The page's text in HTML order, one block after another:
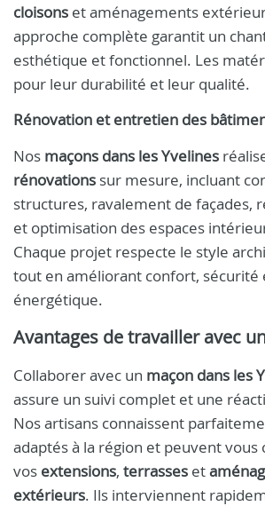
cloisons et aménagements
approche complète garantit un
esthétique et fonctionnel. Les
pour leur durabilité et leur qualité.
Rénovation et entretien des
Nos maçons dans les Yvelines
rénovations sur mesure, incluant
structures, ravalement de façades,
et optimisation des espaces
Chaque projet respecte le style
tout en améliorant confort, sécurité
énergétique.
Avantages de travailler avec
Collaborer avec un maçon dans les
assure un suivi complet et une
Nos artisans connaissent
adaptés à la région et peuvent vous
vos extensions, terrasses et
extérieurs. Ils interviennent